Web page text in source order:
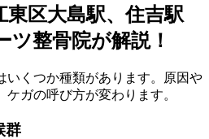
東区大島駅、住吉駅
ツ整骨院が解説！
いくつか種類があります。原因や
ガの呼び方が変わります。
群